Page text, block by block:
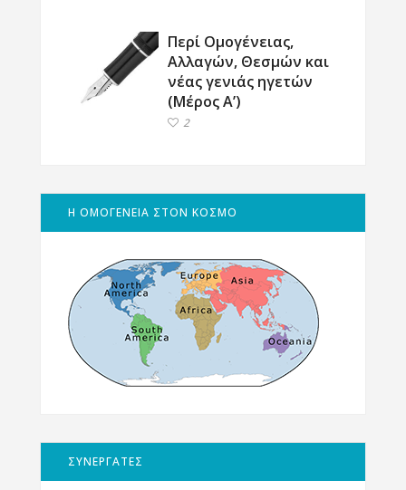
Περί Ομογένειας,
Αλλαγών, Θεσμών και
νέας γενιάς ηγετών
(Μέρος Α’)
2
Η ΟΜΟΓΕΝΕΙΑ ΣΤΟΝ ΚΟΣΜΟ
ΣΥΝΕΡΓΑΤΕΣ